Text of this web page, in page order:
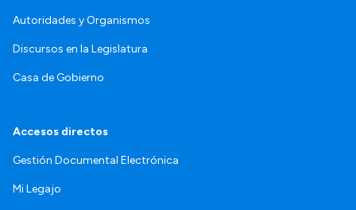
Autoridades y Organismos
Discursos en la Legislatura
Casa de Gobierno
Accesos directos
Gestión Documental Electrónica
Mi Legajo